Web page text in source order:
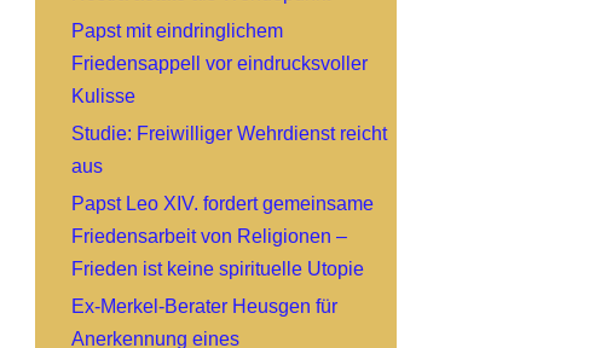
Papst mit eindringlichem
Friedensappell vor eindrucksvoller
Kulisse
Studie: Freiwilliger Wehrdienst reicht
aus
Papst Leo XIV. fordert gemeinsame
Friedensarbeit von Religionen –
Frieden ist keine spirituelle Utopie
Ex-Merkel-Berater Heusgen für
Anerkennung eines